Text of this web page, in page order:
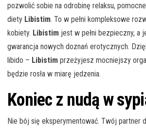
pozwolić sobie na odrobinę relaksu,
diety Libistim. To w pełni kompleksowe
kobiety. Libistim jest w pełni bezpieczny, a
gwarancja nowych doznań erotycznych.
libido – Libistim przeżyjesz mocniejszy
będzie rosła w miarę jedzenia.
Koniec z nudą w
Nie bój się eksperymentować. Twój partner